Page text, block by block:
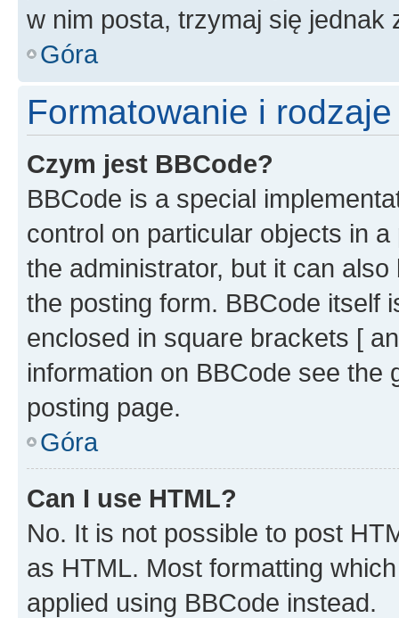
w nim posta, trzymaj się jednak
Góra
Formatowanie i
Czym jest BBCode?
BBCode is a special
control on particular objects in
the administrator, but it can
the posting form. BBCode itself
enclosed in square brackets [
information on BBCode see
posting page.
Góra
Can I use HTML?
No. It is not possible to post
as HTML. Most formatting
applied using BBCode instead.